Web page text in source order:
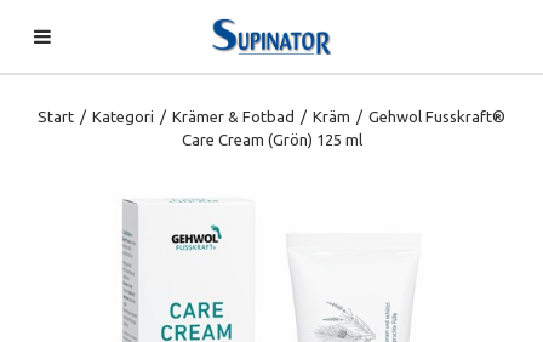
Start / Kategori / Krämer & Fotbad / Kräm / Gehwol Fusskraft®
Care Cream (Grön) 125 ml